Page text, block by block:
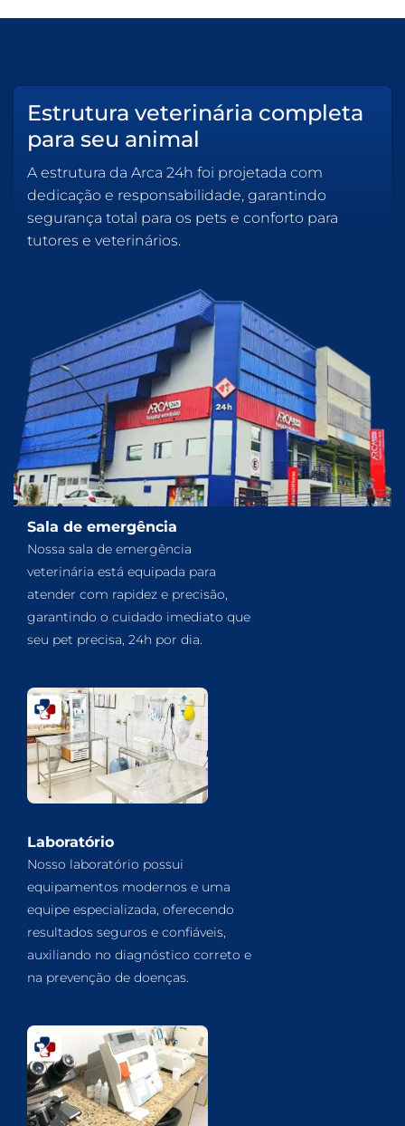
Estrutura veterinária completa
para seu animal
A estrutura da Arca 24h foi projetada com
dedicação e responsabilidade, garantindo
segurança total para os pets e conforto para
tutores e veterinários.
Sala de emergência
Nossa sala de emergência
veterinária está equipada para
atender com rapidez e precisão,
garantindo o cuidado imediato que
seu pet precisa, 24h por dia.
Laboratório
Nosso laboratório possui
equipamentos modernos e uma
equipe especializada, oferecendo
resultados seguros e confiáveis,
auxiliando no diagnóstico correto e
na prevenção de doenças.